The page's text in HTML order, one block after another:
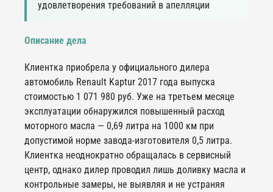
удовлетворения требований в апелляции
Описание дела
Клиентка приобрела у официального дилера
автомобиль Renault Kaptur 2017 года выпуска
стоимостью 1 071 980 руб. Уже на третьем месяце
эксплуатации обнаружился повышенный расход
моторного масла — 0,69 литра на 1000 км при
допустимой норме завода-изготовителя 0,5 литра.
Клиентка неоднократно обращалась в сервисный
центр, однако дилер проводил лишь доливку масла и
контрольные замеры, не выявляя и не устраняя